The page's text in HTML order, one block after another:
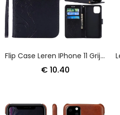
Flip Case Leren IPhone 11 Grijs Zwart Vlinders En Bloemen
€ 10.40